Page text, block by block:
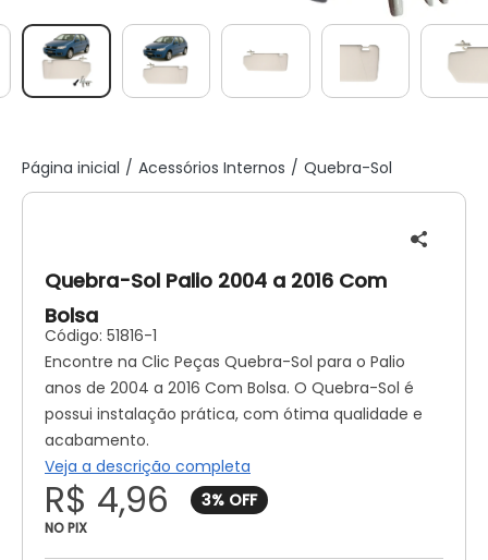
Página inicial Acessórios Internos Quebra-Sol
Quebra-Sol Palio 2004 a 2016 Com
Bolsa
Código: 51816-1
Encontre na Clic Peças Quebra-Sol para o Palio
anos de 2004 a 2016 Com Bolsa. O Quebra-Sol é
possui instalação prática, com ótima qualidade e
acabamento.
Veja a descrição completa
R$ 4,96
NO PIX